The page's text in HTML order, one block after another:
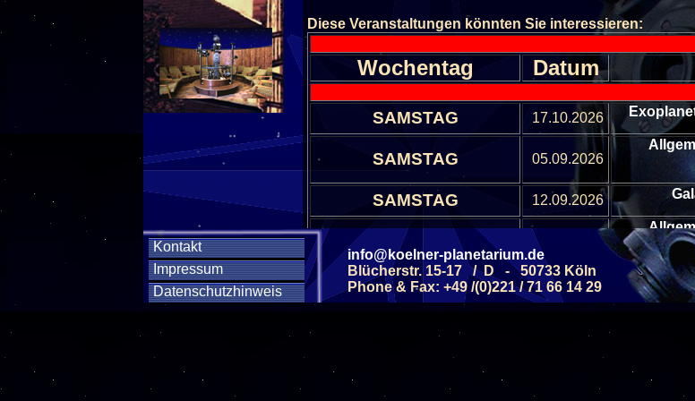
Kontakt
Impressum
Datenschutzhinweis
Diese Veranstaltungen könnten Sie interessieren:
Wochentag Datum
SAMSTAG 17.10.2026
SAMSTAG 05.09.2026
SAMSTAG 12.09.2026
SAMSTAG 19.09.2026
SAMSTAG 26.09.2026
info@koelner-planetarium.de
Blücherstr. 15-17 / D - 50733 Köln
Phone & Fax: +49 /(0)221 / 71 66 14 29